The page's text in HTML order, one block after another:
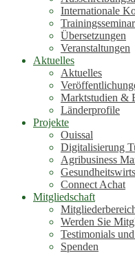
Internationale
Übersetzungen
Veranstaltungen
Aktuelles
Aktuelles
Marktstudien &
Länderprofile
Projekte
Ouissal
Digitalisierung
Agribusiness
Connect Achat
Mitgliedschaft
Werden Sie
Testimonials
Spenden